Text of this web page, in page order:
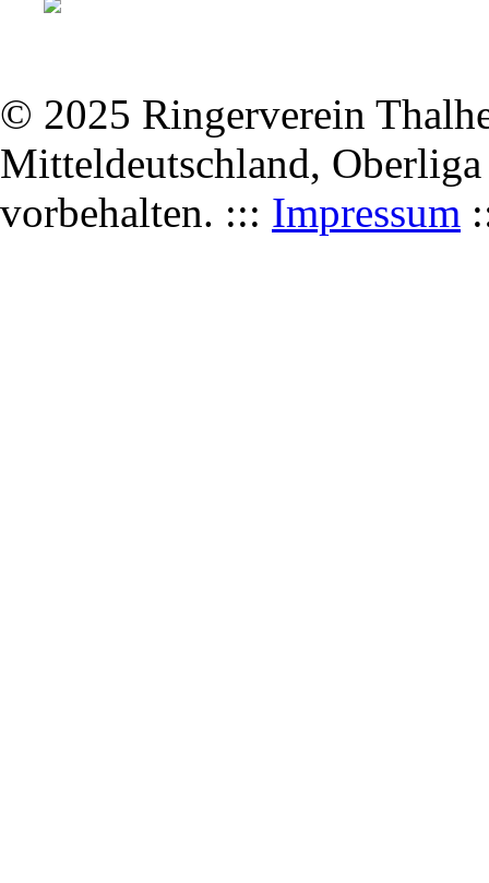
© 2025 Ringerverein
Mitteldeutschland,
vorbehalten. ::: Impressum